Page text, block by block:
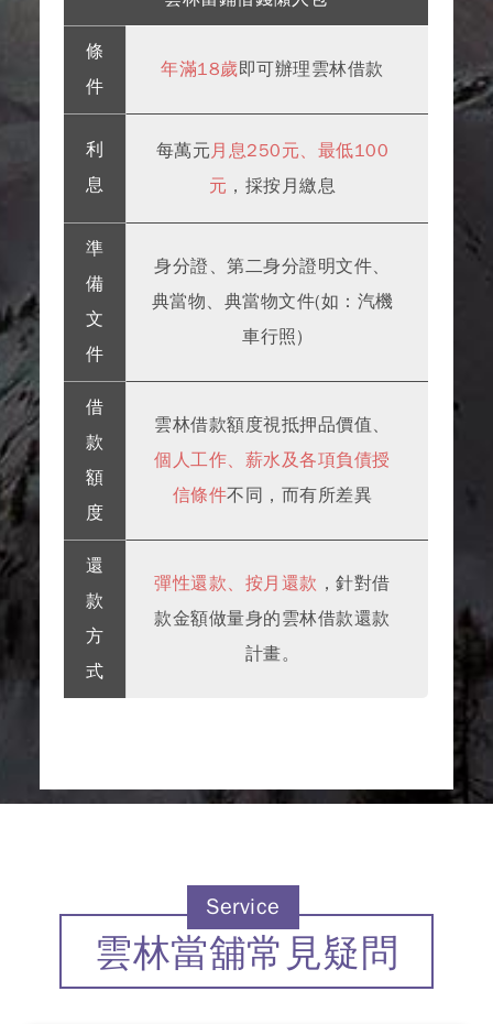
條
件
年滿18歲即可辦理雲林借款
利
息
每萬元月息250元、最低100
元 ，採按月繳息
準
備
文
件
身分證、第二身分證明文件、
典當物、典當物文件(如：汽機
車行照)
借
款
額
度
雲林借款額度視抵押品價值、
個人工作、薪水及各項負債授
信條件不同，而有所差異
還
款
方
式
彈性還款、按月還款 ，針對借
款金額做量身的雲林借款還款
計畫。
雲林當舖常見疑問
Service